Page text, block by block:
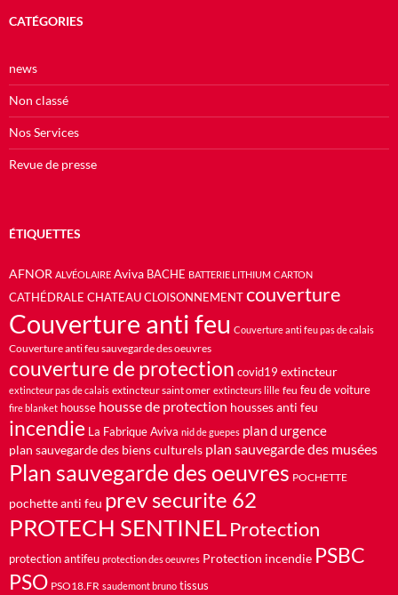
CATÉGORIES
news
Non classé
Nos Services
Revue de presse
ÉTIQUETTES
AFNOR ALVÉOLAIRE Aviva BACHE BATTERIE LITHIUM CARTON
CATHÉDRALE CHATEAU CLOISONNEMENT couverture
Couverture anti feu Couverture anti feu pas de calais
Couverture anti feu sauvegarde des oeuvres
couverture de protection covid19 extincteur
extincteur pas de calais extincteur saint omer extincteurs lille feu feu de voiture
fire blanket housse housse de protection housses anti feu
incendie La Fabrique Aviva nid de guepes plan d urgence
plan sauvegarde des biens culturels plan sauvegarde des musées
Plan sauvegarde des oeuvres POCHETTE
pochette anti feu prev securite 62
PROTECH SENTINELProtection
protection antifeu protection des oeuvres Protection incendie PSBC
PSO PSO18.FR saudemont bruno tissus